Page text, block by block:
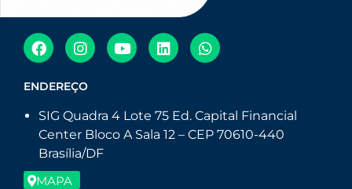
ENDEREÇO
SIG Quadra 4 Lote 75 Ed. Capital Financial
Center Bloco A Sala 12 – CEP 70610-440
Brasília/DF
MAPA